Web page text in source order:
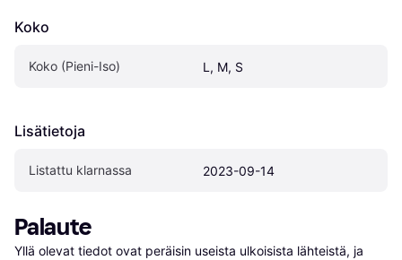
Koko
Koko (Pieni-Iso) L, M, S
Lisätietoja
Listattu klarnassa 2023-09-14
Palaute
Yllä olevat tiedot ovat peräisin useista ulkoisista lähteistä, ja